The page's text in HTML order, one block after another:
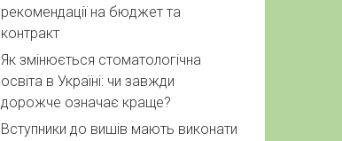
рекомендації на бюджет та
контракт
Як змінюється стоматологічна
освіта в Україні: чи завжди
дорожче означає краще?
Вступники до вишів мають виконати